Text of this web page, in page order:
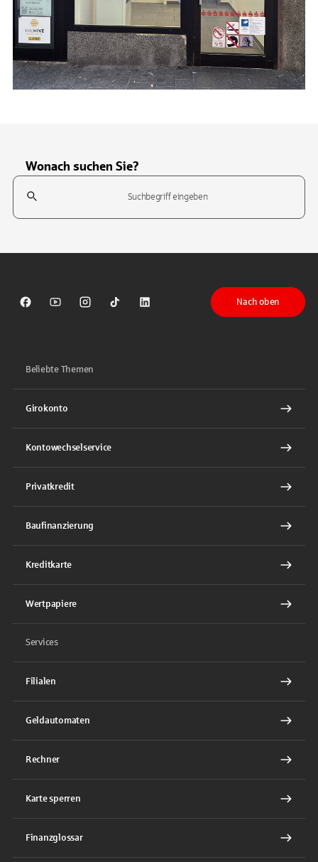
Wonach suchen Sie?
Suchfeld
Sparkasse auf Facebook
Sparkasse auf Youtube
Sparkasse auf Instagram
Sparkasse auf TikTok
Sparkasse auf LinkedIn
Nach oben
Beliebte Themen
Girokonto
Kontowechselservice
Privatkredit
Baufinanzierung
Kreditkarte
Wertpapiere
Services
Filialen
Geldautomaten
Rechner
Karte sperren
Finanzglossar